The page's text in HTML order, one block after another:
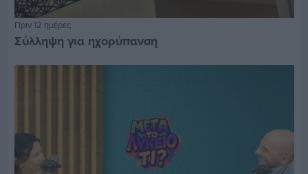
Πριν 12 ημέρες
Σύλληψη για ηχορύπανση